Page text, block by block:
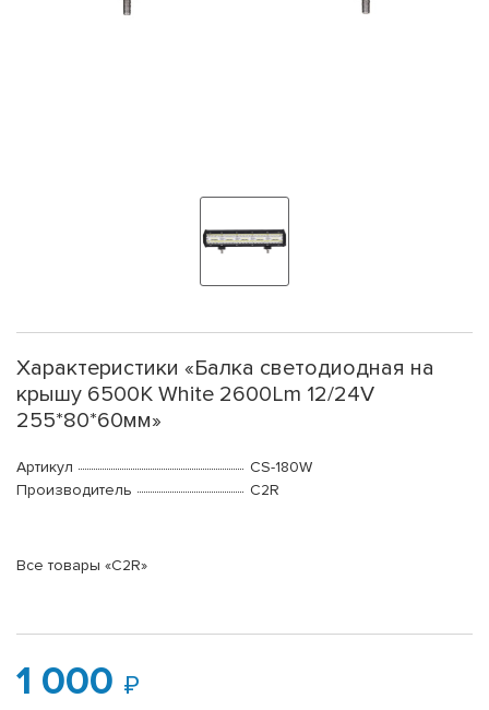
Характеристики «Балка светодиодная на
крышу 6500К White 2600Lm 12/24V
255*80*60мм»
Артикул
CS-180W
Производитель
C2R
Все товары «C2R»
1 000